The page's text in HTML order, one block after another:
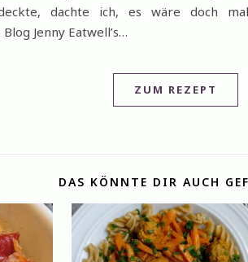
dachte ich, es wäre doch
Jenny Eatwell’s…
ZUM REZEPT
DAS KÖNNTE DIR AUCH